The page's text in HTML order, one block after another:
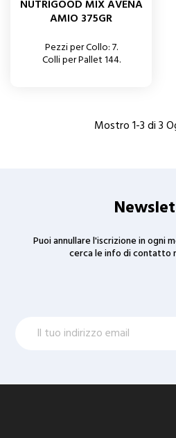
NUTRIGOOD MIX AVENA
AMIO 375GR
Pezzi per Collo: 7.
Colli per Pallet 144.
Mostro 1-3 di 3
Puoi annullare l'iscrizione in ogni
cerca le info di contatto